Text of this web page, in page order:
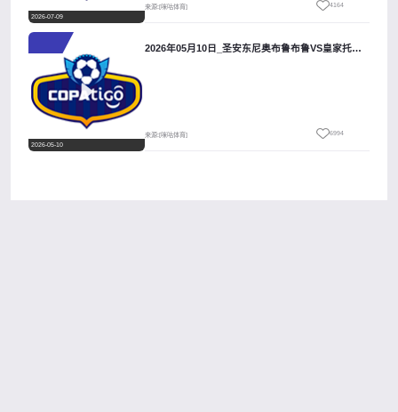
2026-07-09
来源:[咪咕体育] 4164
2026-05-10
2026年05月10日_圣安东尼奥布鲁布鲁VS皇家托马亚波 玻利甲录像_全场录像【高清回放】
来源:[咪咕体育] 6994